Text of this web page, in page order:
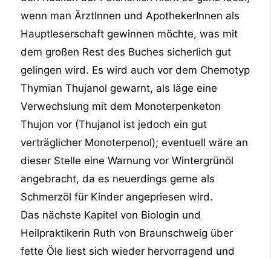
wenn man ÄrztInnen und ApothekerInnen als
Hauptleserschaft gewinnen möchte, was mit
dem großen Rest des Buches sicherlich gut
gelingen wird. Es wird auch vor dem Chemotyp
Thymian Thujanol gewarnt, als läge eine
Verwechslung mit dem Monoterpenketon
Thujon vor (Thujanol ist jedoch ein gut
verträglicher Monoterpenol); eventuell wäre an
dieser Stelle eine Warnung vor Wintergrünöl
angebracht, da es neuerdings gerne als
Schmerzöl für Kinder angepriesen wird.
Das nächste Kapitel von Biologin und
Heilpraktikerin Ruth von Braunschweig über
fette Öle liest sich wieder hervorragend und